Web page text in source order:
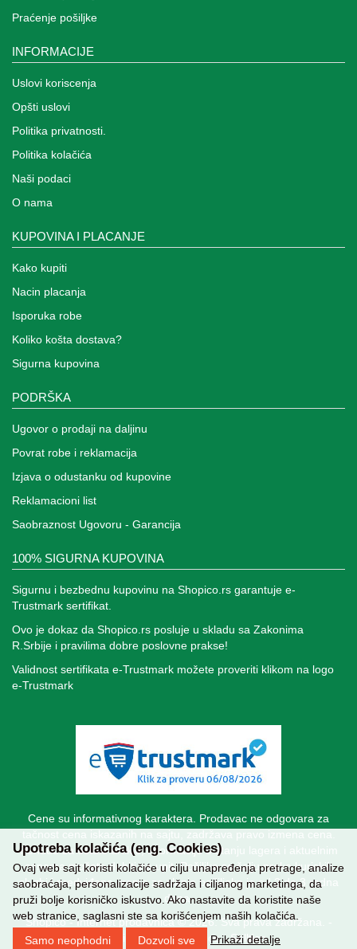
Praćenje pošiljke
INFORMACIJE
Uslovi koriscenja
Opšti uslovi
Politika privatnosti.
Politika kolačića
Naši podaci
O nama
KUPOVINA I PLACANJE
Kako kupiti
Nacin placanja
Isporuka robe
Koliko košta dostava?
Sigurna kupovina
PODRŠKA
Ugovor o prodaji na daljinu
Povrat robe i reklamacija
Izjava o odustanku od kupovine
Reklamacioni list
Saobraznost Ugovoru - Garancija
100% SIGURNA KUPOVINA
Sigurnu i bezbednu kupovinu na Shopico.rs garantuje e-
Trustmark sertifikat.
Ovo je dokaz da Shopico.rs posluje u skladu sa Zakonima
R.Srbije i pravilima dobre poslovne prakse!
Validnost sertifikata e-Trustmark možete proveriti klikom na logo
e-Trustmark
Cene su informativnog karaktera. Prodavac ne odgovara za
tačnost cena iskazanih na sajtu, zadržava pravo izmena cena.
Ponudu za ostale artikle, informacije o stanju lagera i aktuelnim
cenama možete dobiti na upit. Pošiljke se šalju preko kuriskih
sluzbi i predviđeno vreme za slanje pošiljaka je od 2 do 3 radna
dana.
Shopico - Internet prodavnica © 2026. Sva prava zadržana. -
Izrada internet prodavnice-Selltico.
Upotreba kolačića (eng. Cookies)
Ovaj web sajt koristi kolačiće u cilju unapređenja pretrage, analize
saobraćaja, personalizacije sadržaja i ciljanog marketinga, da
pruži bolje korisničko iskustvo. Ako nastavite da koristite naše
web stranice, saglasni ste sa korišćenjem naših kolačića.
Samo neophodni
Dozvoli sve Prikaži detalje